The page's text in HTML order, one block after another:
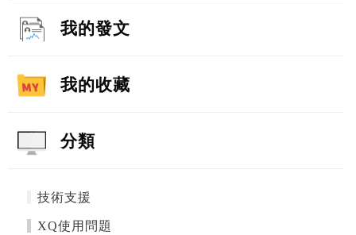
我的發文
我的收藏
分類
技術支援
XQ使用問題